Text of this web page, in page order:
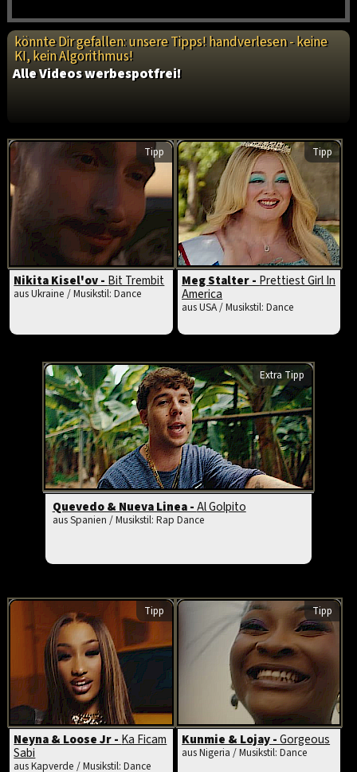
könnte Dir gefallen: unsere Tipps! handverlesen - keine
KI, kein Algorithmus!
Alle Videos werbespotfrei!
Tipp
Nikita Kisel'ov - Bit Trembit
aus Ukraine / Musikstil: Dance
Tipp
Meg Stalter - Prettiest Girl In
America
aus USA / Musikstil: Dance
Extra Tipp
Quevedo & Nueva Linea -Al Golpito
aus Spanien / Musikstil: Rap Dance
Tipp
Neyna & Loose Jr - Ka Ficam
Sabi
aus Kapverde / Musikstil: Dance
Tipp
Kunmie & Lojay -Gorgeous
aus Nigeria / Musikstil: Dance